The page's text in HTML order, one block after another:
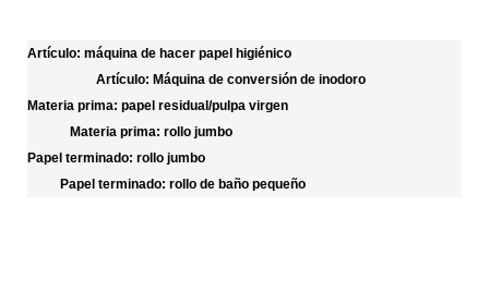
Artículo: máquina de hacer papel higiénico
Artículo: Máquina de conversión de inodoro
Materia prima: papel residual/pulpa virgen
Materia prima: rollo jumbo
Papel terminado: rollo jumbo
Papel terminado: rollo de baño pequeño